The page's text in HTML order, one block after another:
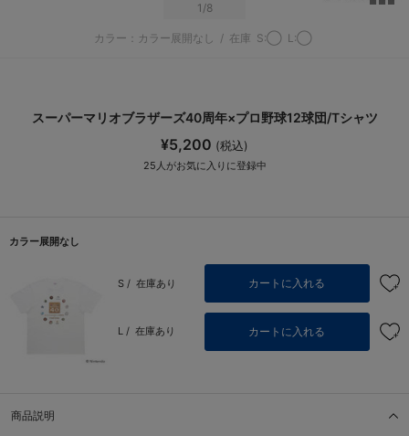
1 /8
カラー：カラー展開なし / 在庫 S:◯ L:◯
スーパーマリオブラザーズ40周年×プロ野球12球団/Tシャツ
¥5,200 (税込)
25 人がお気に入りに登録中
カラー展開なし
S / 在庫あり カートに入れる
L / 在庫あり カートに入れる
商品説明